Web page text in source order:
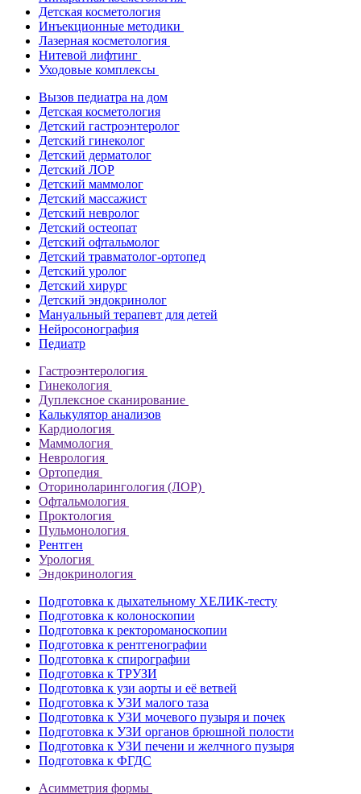
Детская косметология
Инъекционные методики
Лазерная косметология
Нитевой лифтинг
Уходовые комплексы
Вызов педиатра на дом
Детская косметология
Детский гастроэнтеролог
Детский гинеколог
Детский дерматолог
Детский ЛОР
Детский маммолог
Детский массажист
Детский невролог
Детский остеопат
Детский офтальмолог
Детский травматолог-ортопед
Детский уролог
Детский хирург
Детский эндокринолог
Мануальный терапевт для детей
Нейросонография
Педиатр
Гастроэнтерология
Гинекология
Дуплексное сканирование
Калькулятор анализов
Кардиология
Маммология
Неврология
Ортопедия
Оториноларингология (ЛОР)
Офтальмология
Проктология
Пульмонология
Рентген
Урология
Эндокринология
Подготовка к дыхательному ХЕЛИК-тесту
Подготовка к колоноскопии
Подготовка к ректороманоскопии
Подготовка к рентгенографии
Подготовка к спирографии
Подготовка к ТРУЗИ
Подготовка к узи аорты и её ветвей
Подготовка к УЗИ малого таза
Подготовка к УЗИ мочевого пузыря и почек
Подготовка к УЗИ органов брюшной полости
Подготовка к УЗИ печени и желчного пузыря
Подготовка к ФГДС
Асимметрия формы